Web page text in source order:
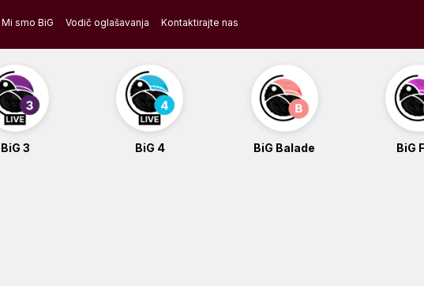
Mi smo BiG Vodič oglašavanja Kontaktirajte nas
BiG 3 BiG 4 BiG Balade BiG